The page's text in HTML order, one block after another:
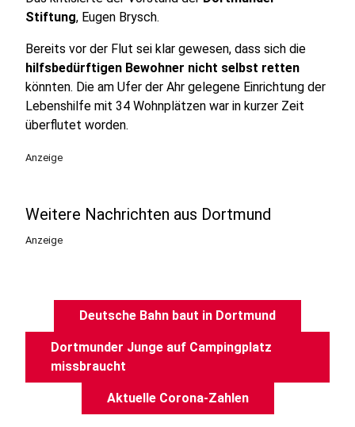
Stiftung, Eugen Brysch.
Bereits vor der Flut sei klar gewesen, dass sich die
hilfsbedürftigen Bewohner nicht selbst retten
könnten. Die am Ufer der Ahr gelegene Einrichtung der
Lebenshilfe mit 34 Wohnplätzen war in kurzer Zeit
überflutet worden.
Anzeige
Weitere Nachrichten aus Dortmund
Anzeige
Deutsche Bahn baut in Dortmund
Dortmunder Junge auf Campingplatz
missbraucht
Aktuelle Corona-Zahlen